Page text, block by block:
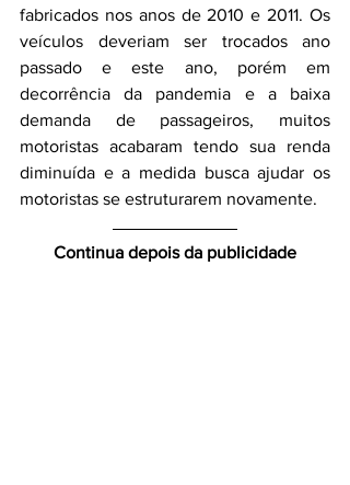
fabricados nos anos de 2010 e 2011. Os
veículos deveriam ser trocados ano
passado e este ano, porém em
decorrência da pandemia e a baixa
demanda de passageiros, muitos
motoristas acabaram tendo sua renda
diminuída e a medida busca ajudar os
motoristas se estruturarem novamente.
Continua depois da publicidade